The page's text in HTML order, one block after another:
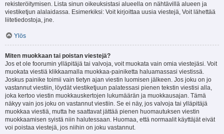
rekisteröitymisen. Lista sinun oikeuksistasi alueella on nähtävillä alueen ja
viestiketjun alalaidassa. Esimerkiksi: Voit kirjoittaa uusia viestejä, Voit lähettää
liitetiedostoja, jne.
Ylös
Miten muokkaan tai poistan viestejä?
Jos et ole foorumin ylläpitäjä tai valvoja, voit muokata vain omia viestejäsi. Voit
muokata viestiä klikkaamalla muokkaa-painiketta haluamassasi viestissä.
Joskus painike toimii vain tietyn ajan viestin luomisen jälkeen. Jos joku on jo
vastannut viestiin, löydät viestiketjuun palatessasi pienen tekstin viestisi alla,
joka kertoo viestin muokkauskertojen lukumäärän ja muokkausajan. Tämä
näkyy vain jos joku on vastannut viestiin. Se ei näy, jos valvoja tai ylläpitäjä
muokkaa viestiä, mutta he saattavat jättää pienen huomautuksen viestin
muokkaamisen syistä niin halutessaan. Huomaa, että normaalit käyttäjät eivät
voi poistaa viestejä, jos niihin on joku vastannut.